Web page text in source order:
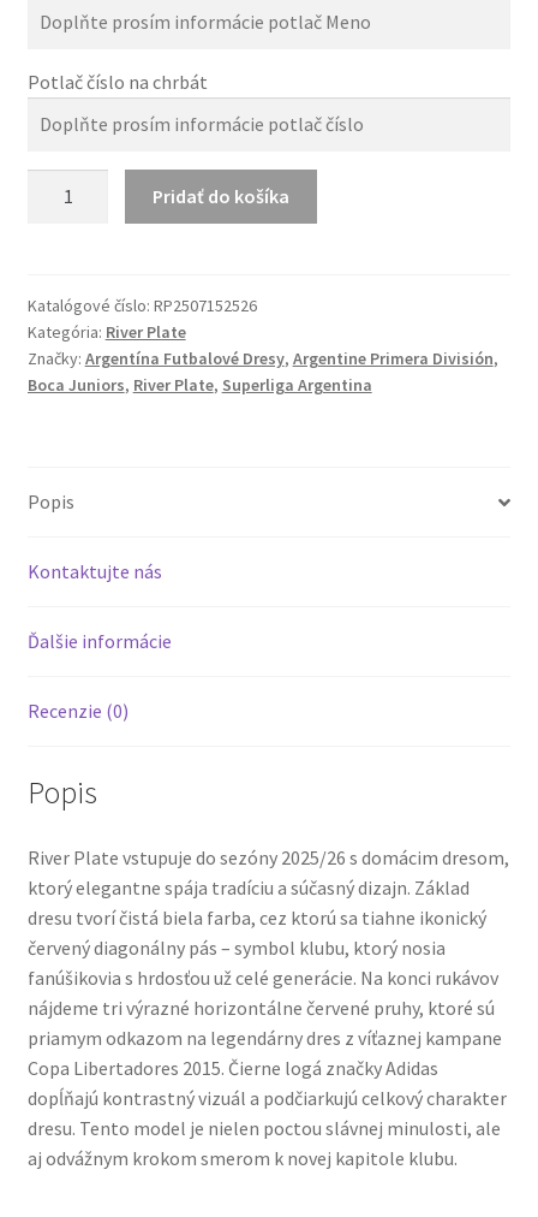
Potlač číslo na chrbát
Domáci
dres
červeným
diagonálnym
Pridať do košíka
Katalógové číslo: RP2507152526
Kategória: River Plate
Značky: Argentína Futbalové Dresy, Argentine Primera División,
Boca Juniors, River Plate, Superliga Argentina
Popis
Kontaktujte nás
Ďalšie informácie
Recenzie (0)
Popis
River Plate vstupuje do sezóny 2025/26 s domácim dresom,
ktorý elegantne spája tradíciu a súčasný dizajn. Základ
dresu tvorí čistá biela farba, cez ktorú sa tiahne ikonický
červený diagonálny pás – symbol klubu, ktorý nosia
fanúšikovia s hrdosťou už celé generácie. Na konci rukávov
nájdeme tri výrazné horizontálne červené pruhy, ktoré sú
priamym odkazom na legendárny dres z víťaznej kampane
Copa Libertadores 2015. Čierne logá značky Adidas
dopĺňajú kontrastný vizuál a podčiarkujú celkový charakter
dresu. Tento model je nielen poctou slávnej minulosti, ale
aj odvážnym krokom smerom k novej kapitole klubu.